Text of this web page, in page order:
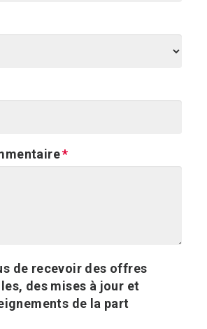
de recevoir des offres
des mises à jour et
de la part